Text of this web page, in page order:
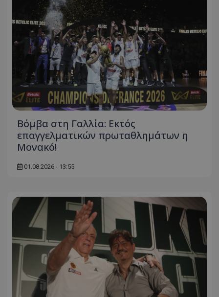
Βόμβα στη Γαλλία: Εκτός
επαγγελματικών πρωταθλημάτων η
Μονακό!
01.08.2026 - 13:55